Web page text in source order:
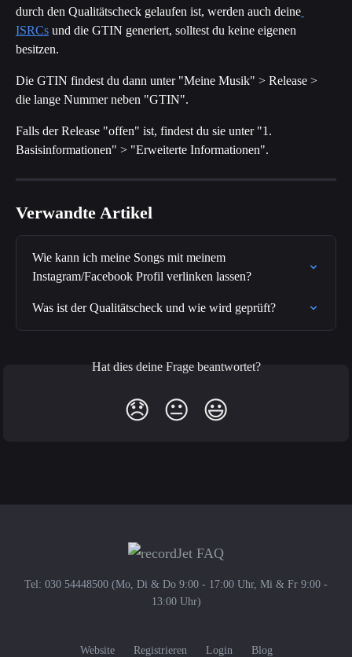
durch den Qualitätscheck gelaufen ist, werden auch deine
ISRCs und die GTIN generiert, solltest du keine eigenen
besitzen.
Die GTIN findest du dann unter "Meine Musik" > Release >
die lange Nummer neben "GTIN".
Falls der Release "offen" ist, findest du sie unter "1.
Basisinformationen" > "Erweiterte Informationen".
Verwandte Artikel
Wie kann ich meine Songs mit meinem
Instagram/Facebook Profil verlinken lassen?
Was ist der Qualitätscheck und wie wird geprüft?
Hat dies deine Frage beantwortet?
😞 😐 😃
Tel: 030 54448500 (Mo, Di & Do 9:00 - 17:00 Uhr, Mi & Fr 9:00 -
13:00 Uhr)
Website Registrieren Login Blog